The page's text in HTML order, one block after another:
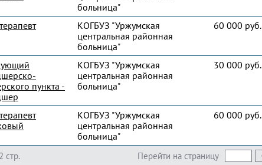
больница"
КОГБУЗ "Уржумская
центральная районная
больница"
60 000 руб.
пункта -
КОГБУЗ "Уржумская
центральная районная
больница"
30 000 руб.
КОГБУЗ "Уржумская
центральная районная
больница"
60 000 руб.
Перейти на страницу
стр.